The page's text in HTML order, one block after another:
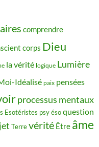
comprendre
corps Dieu
la vérité logique Lumière
Idéalisé paix pensées
processus mentaux
Esotéristes psy ésoquestion
Terrevérité Être âme